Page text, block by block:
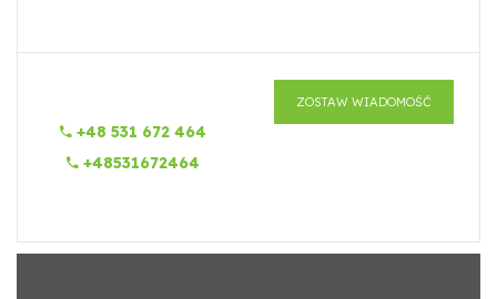
+48 531 672 464
+48531672464
ZOSTAW WIADOMOŚĆ